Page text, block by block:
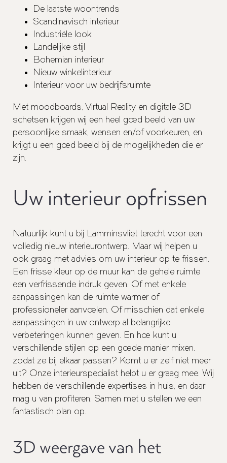
De laatste woontrends
Scandinavisch interieur
Industriële look
Landelijke stijl
Bohemian interieur
Nieuw winkelinterieur
Interieur voor uw bedrijfsruimte
Met moodboards, Virtual Reality en digitale 3D
schetsen krijgen wij een heel goed beeld van uw
persoonlijke smaak, wensen en/of voorkeuren, en
krijgt u een goed beeld bij de mogelijkheden die er
zijn.
Uw interieur opfrissen
Natuurlijk kunt u bij Lamminsvliet terecht voor een
volledig nieuw interieurontwerp. Maar wij helpen u
ook graag met advies om uw interieur op te frissen.
Een frisse kleur op de muur kan de gehele ruimte
een verfrissende indruk geven. Of met enkele
aanpassingen kan de ruimte warmer of
professioneler aanvoelen. Of misschien dat enkele
aanpassingen in uw ontwerp al belangrijke
verbeteringen kunnen geven. En hoe kunt u
verschillende stijlen op een goede manier mixen,
zodat ze bij elkaar passen? Komt u er zelf niet meer
uit? Onze interieurspecialist helpt u er graag mee. Wij
hebben de verschillende expertises in huis, en daar
mag u van profiteren. Samen met u stellen we een
fantastisch plan op.
3D weergave van het